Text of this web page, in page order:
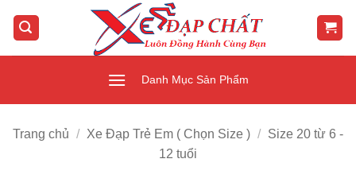
qua
Danh Mục Sản Phẩm
Trang chủ / Xe Đạp Trẻ Em ( Chọn Size ) /
Size 20 từ 6 -
12 tuổi